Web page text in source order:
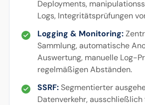
Deployments,
Logs, Integritätsprüfungen
Logging & Monitoring:
Sammlung, automatische
Auswertung, manuelle Log-
regelmäßigen Abständen.
SSRF:Segmentierter
Datenverkehr,